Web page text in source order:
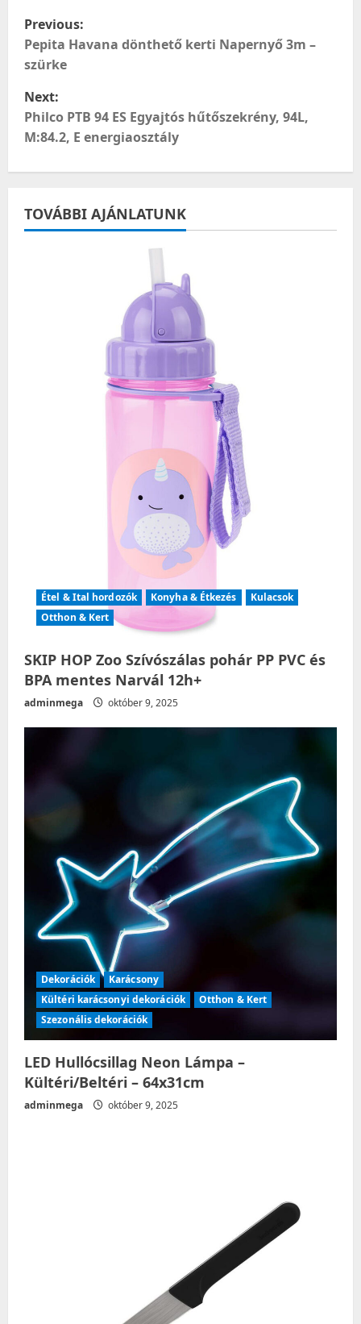
P
o
s
t
v
Previous:
Pepita Havana dönthető kerti Napernyő 3m –
szürke
Next:
Philco PTB 94 ES Egyajtós hűtőszekrény, 94L,
M:84.2, E energiaosztály
TOVÁBBI AJÁNLATUNK
Étel & Ital hordozók Konyha & Étkezés
Kulacsok
Otthon & Kert
SKIP HOP Zoo Szívószálas pohár PP PVC és
BPA mentes Narvál 12h+
adminmega október 9, 2025
Dekorációk
Karácsony
Kültéri karácsonyi dekorációk
Otthon & Kert
Szezonális dekorációk
LED Hullócsillag Neon Lámpa –
Kültéri/Beltéri – 64x31cm
adminmega október 9, 2025